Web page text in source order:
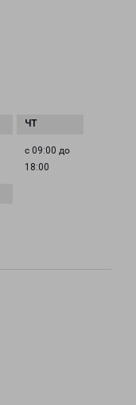
с 09:00 до
18:00